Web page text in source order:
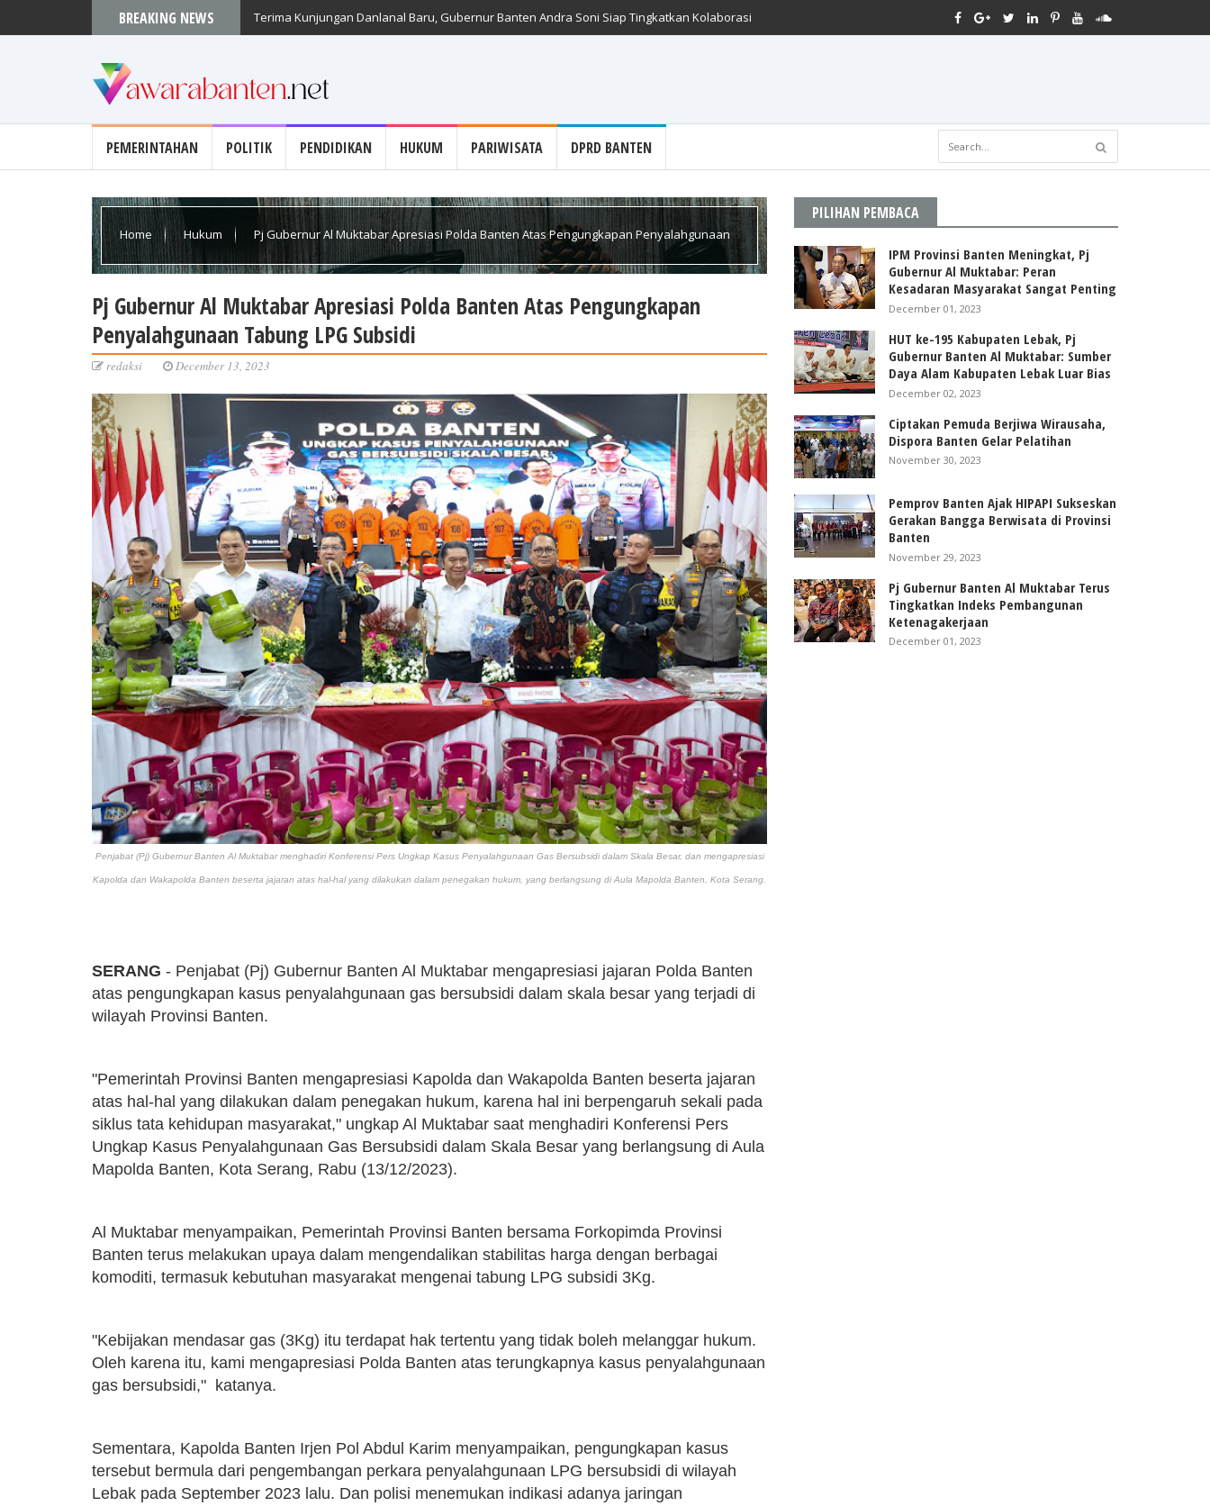
BREAKING NEWS Terima Kunjungan Danlanal Baru, Gubernur Banten Andra Soni Siap Tingkatkan Kolaborasi
PEMERINTAHAN POLITIK PENDIDIKAN HUKUM PARIWISATA DPRD BANTEN
Home Hukum Pj Gubernur Al Muktabar Apresiasi Polda Banten Atas Pengungkapan Penyalahgunaan
Pj Gubernur Al Muktabar Apresiasi Polda Banten Atas Pengungkapan
Penyalahgunaan Tabung LPG Subsidi
redaksi December 13, 2023
Penjabat (Pj) Gubernur Banten Al Muktabarmenghadiri Konferensi Pers Ungkap Kasus Penyalahgunaan Gas Bersubsidi dalam Skala Besar, dan mengapresiasi
Kapolda dan Wakapolda Banten beserta jajaran atas hal-hal yang dilakukan dalam penegakan hukum, yang berlangsung di Aula Mapolda Banten, Kota Serang.
SERANG - Penjabat (Pj) Gubernur Banten Al Muktabar mengapresiasi jajaran Polda Banten
atas pengungkapan kasus penyalahgunaan gas bersubsidi dalam skala besar yang terjadi di
wilayah Provinsi Banten.
"Pemerintah Provinsi Banten mengapresiasi Kapolda dan Wakapolda Banten beserta jajaran
atas hal-hal yang dilakukan dalam penegakan hukum, karena hal ini berpengaruh sekali pada
siklus tata kehidupan masyarakat," ungkap Al Muktabar saat menghadiri Konferensi Pers
Ungkap Kasus Penyalahgunaan Gas Bersubsidi dalam Skala Besar yang berlangsung di Aula
Mapolda Banten, Kota Serang, Rabu (13/12/2023).
Al Muktabar menyampaikan, Pemerintah Provinsi Banten bersama Forkopimda Provinsi
Banten terus melakukan upaya dalam mengendalikan stabilitas harga dengan berbagai
komoditi, termasuk kebutuhan masyarakat mengenai tabung LPG subsidi 3Kg.
"Kebijakan mendasar gas (3Kg) itu terdapat hak tertentu yang tidak boleh melanggar hukum.
Oleh karena itu, kami mengapresiasi Polda Banten atas terungkapnya kasus penyalahgunaan
gas bersubsidi," katanya.
Sementara, Kapolda Banten Irjen Pol Abdul Karim menyampaikan, pengungkapan kasus
tersebut bermula dari pengembangan perkara penyalahgunaan LPG bersubsidi di wilayah
Lebak pada September 2023 lalu. Dan polisi menemukan indikasi adanya jaringan
PILIHAN PEMBACA
IPM Provinsi Banten Meningkat, Pj
Gubernur Al Muktabar: Peran
Kesadaran Masyarakat Sangat Penting
December 01, 2023
HUT ke-195 Kabupaten Lebak, Pj
Gubernur Banten Al Muktabar: Sumber
Daya Alam Kabupaten Lebak Luar Bias
December 02, 2023
Ciptakan Pemuda Berjiwa Wirausaha,
Dispora Banten Gelar Pelatihan
November 30, 2023
Pemprov Banten Ajak HIPAPI Sukseskan
Gerakan Bangga Berwisata di Provinsi
Banten
November 29, 2023
Pj Gubernur Banten Al Muktabar Terus
Tingkatkan Indeks Pembangunan
Ketenagakerjaan
December 01, 2023